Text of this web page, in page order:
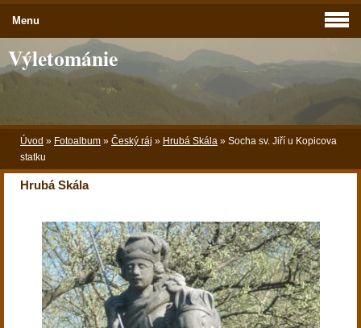
Výletománie
Úvod » Fotoalbum » Český ráj » Hrubá Skála » Socha sv. Jiří u Kopicova
statku
Hrubá Skála
Menu